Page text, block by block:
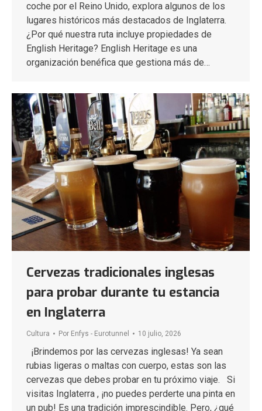
coche por el Reino Unido, explora algunos de los
lugares históricos más destacados de Inglaterra.
¿Por qué nuestra ruta incluye propiedades de
English Heritage? English Heritage es una
organización benéfica que gestiona más de…
Cervezas tradicionales inglesas
para probar durante tu estancia
en Inglaterra
Cultura Por Enfys - Eurotunnel 10 julio, 2026
¡Brindemos por las cervezas inglesas! Ya sean
rubias ligeras o maltas con cuerpo, estas son las
cervezas que debes probar en tu próximo viaje. Si
visitas Inglaterra , ¡no puedes perderte una pinta en
un pub! Es una tradición imprescindible. Pero, ¿qué